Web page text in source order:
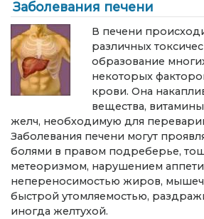
Заболевания печени
В печени
различных
образование
некоторых
крови. Она
вещества,
желч, необходимую для
Заболевания печени могут
болями в правом подреберье,
метеоризмом, нарушением
непереносимостью жиров,
быстрой утомляемостью,
иногда желтухой.